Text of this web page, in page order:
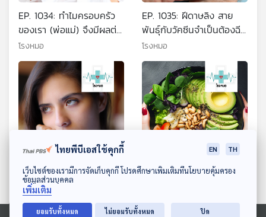
ดาวน์โหลด Thai PBS Podcast Application
EP. 1034: ทำไมครอบครัว
ของเรา (พ่อแม่) จึงมีผลต่อ
ชีวิตคู่ของเรา
โรงหมอ
EP. 1035: ฝีดาษลิง สาย
พันธุ์กับวัคซีนจำเป็นต้องฉีด
หรือไม่
โรงหมอ
29:40
EP. 1037: ฮีลใจในวันที่รู้สึก
ไม่มั่นใจในรูปร่างของตัวเอง
โรงหมอ
29:40
EP. 1038: เปลี่ยนสุขภาพให้
โรงหมอ
ไทยพีบีเอสใช้คุกกี้ EN TH
เว็บไซต์ของเรามีการจัดเก็บคุกกี้ โปรดศึกษาเพิ่มเติมที่นโยบายคุ้มครอง
ข้อมูลส่วนบุคคล
เพิ่มเติม
ยอมรับทั้งหมด ไม่ยอมรับทั้งหมด ปิด